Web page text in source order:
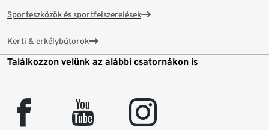
Sporteszközök és sportfelszerelések
Kerti & erkélybútorok
Találkozzon velünk az alábbi csatornákon is
facebook youtube instagram